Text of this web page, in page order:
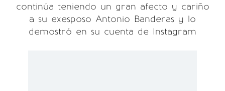
continúa teniendo un gran afecto y cariño
a su exesposo Antonio Banderas y lo
demostró en su cuenta de Instagram